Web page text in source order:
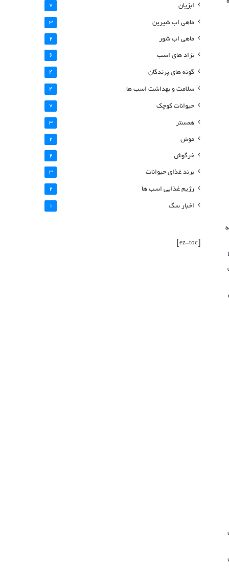
ابزیان 7
ماهی اب شیرین 3
ماهی اب شور 2
نژاد های اسب 6
گونه های پرندگان 4
سلامت و بهداشت اسب ها 4
حیوانات کوچک 7
همستر 3
موش 2
خرگوش 2
برند غذای حیوانات 3
رژیم غذایی اسب ها 2
اخبار سگ 1